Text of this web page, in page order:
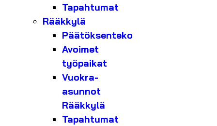
Tapahtumat
Rääkkylä
Päätöksenteko
Avoimet
työpaikat
Vuokra-
asunnot
Rääkkylä
Tapahtumat